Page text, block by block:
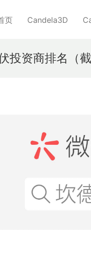
页 Candela3D
投资商排名（